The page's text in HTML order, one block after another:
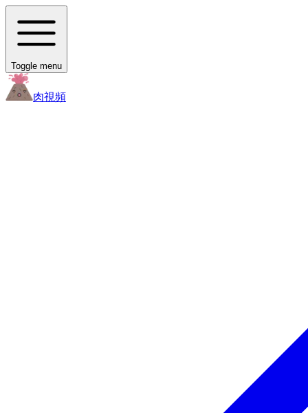
Toggle menu
肉視頻